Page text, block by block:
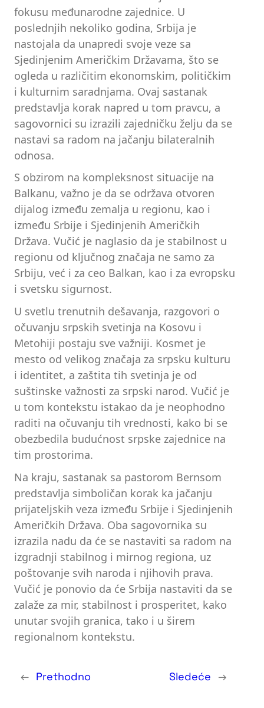
fokusu međunarodne zajednice. U
poslednjih nekoliko godina, Srbija je
nastojala da unapredi svoje veze sa
Sjedinjenim Američkim Državama, što se
ogleda u različitim ekonomskim, političkim
i kulturnim saradnjama. Ovaj sastanak
predstavlja korak napred u tom pravcu, a
sagovornici su izrazili zajedničku želju da se
nastavi sa radom na jačanju bilateralnih
odnosa.
S obzirom na kompleksnost situacije na
Balkanu, važno je da se održava otvoren
dijalog između zemalja u regionu, kao i
između Srbije i Sjedinjenih Američkih
Država. Vučić je naglasio da je stabilnost u
regionu od ključnog značaja ne samo za
Srbiju, već i za ceo Balkan, kao i za evropsku
i svetsku sigurnost.
U svetlu trenutnih dešavanja, razgovori o
očuvanju srpskih svetinja na Kosovu i
Metohiji postaju sve važniji. Kosmet je
mesto od velikog značaja za srpsku kulturu
i identitet, a zaštita tih svetinja je od
suštinske važnosti za srpski narod. Vučić je
u tom kontekstu istakao da je neophodno
raditi na očuvanju tih vrednosti, kako bi se
obezbedila budućnost srpske zajednice na
tim prostorima.
Na kraju, sastanak sa pastorom Bernsom
predstavlja simboličan korak ka jačanju
prijateljskih veza između Srbije i Sjedinjenih
Američkih Država. Oba sagovornika su
izrazila nadu da će se nastaviti sa radom na
izgradnji stabilnog i mirnog regiona, uz
poštovanje svih naroda i njihovih prava.
Vučić je ponovio da će Srbija nastaviti da se
zalaže za mir, stabilnost i prosperitet, kako
unutar svojih granica, tako i u širem
regionalnom kontekstu.
← Prethodno Sledeće →